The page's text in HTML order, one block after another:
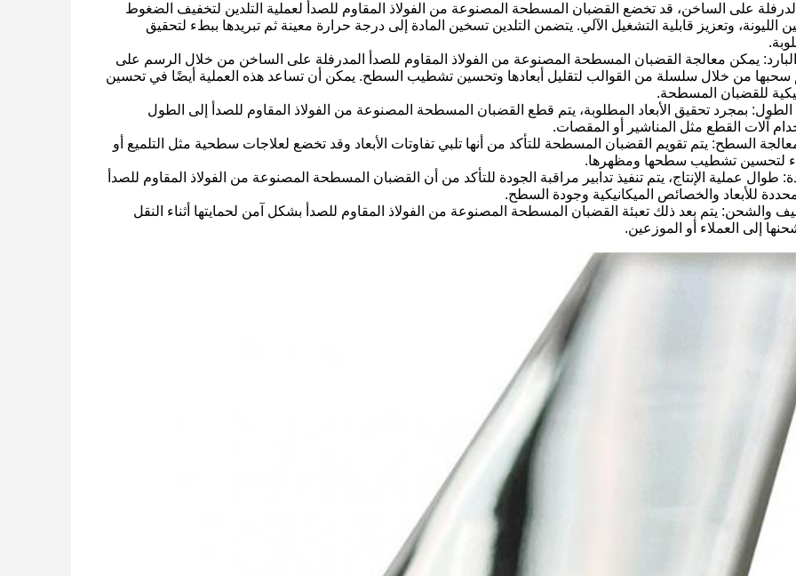
الدرفلة على الساخن، قد تخضع القضبان المسطحة المصنوعة من الفولاذ المقاوم للصدأ لعملية التلدين لتخفيف الضغوط
الليونة، وتعزيز قابلية التشغيل الآلي. يتضمن التلدين تسخين المادة إلى درجة حرارة معينة ثم تبريدها ببطء لتحقيق
يمكن معالجة القضبان المسطحة المصنوعة من الفولاذ المقاوم للصدأ المدرفلة على الساخن من خلال الرسم على
سحبها من خلال سلسلة من القوالب لتقليل أبعادها وتحسين تشطيب السطح. يمكن أن تساعد هذه العملية أيضًا في تحسين
للقضبان المسطحة.
بمجرد تحقيق الأبعاد المطلوبة، يتم قطع القضبان المسطحة المصنوعة من الفولاذ المقاوم للصدأ إلى الطول
آلات القطع مثل المناشير أو المقصات.
السطح: يتم تقويم القضبان المسطحة للتأكد من أنها تلبي تفاوتات الأبعاد وقد تخضع لعلاجات سطحية مثل التلميع أو
لتحسين تشطيب سطحها ومظهرها.
طوال عملية الإنتاج، يتم تنفيذ تدابير مراقبة الجودة للتأكد من أن القضبان المسطحة المصنوعة من الفولاذ المقاوم للصدأ
للأبعاد والخصائص الميكانيكية وجودة السطح.
والشحن: يتم بعد ذلك تعبئة القضبان المسطحة المصنوعة من الفولاذ المقاوم للصدأ بشكل آمن لحمايتها أثناء النقل
إلى العملاء أو الموزعين.